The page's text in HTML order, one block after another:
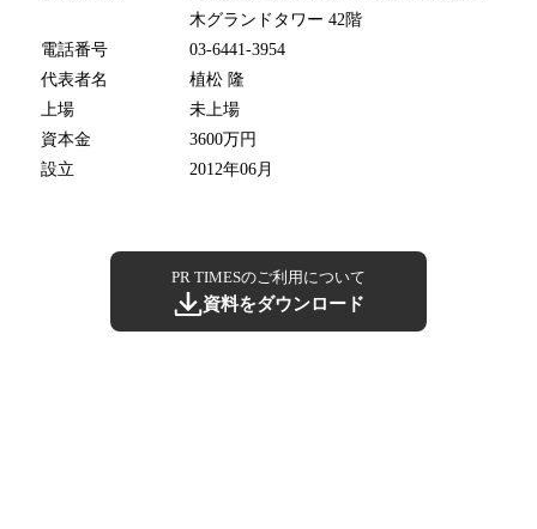
木グランドタワー 42階
電話番号
03-6441-3954
代表者名
植松 隆
上場
未上場
資本金
3600万円
設立
2012年06月
PR TIMESのご利用について
資料をダウンロード